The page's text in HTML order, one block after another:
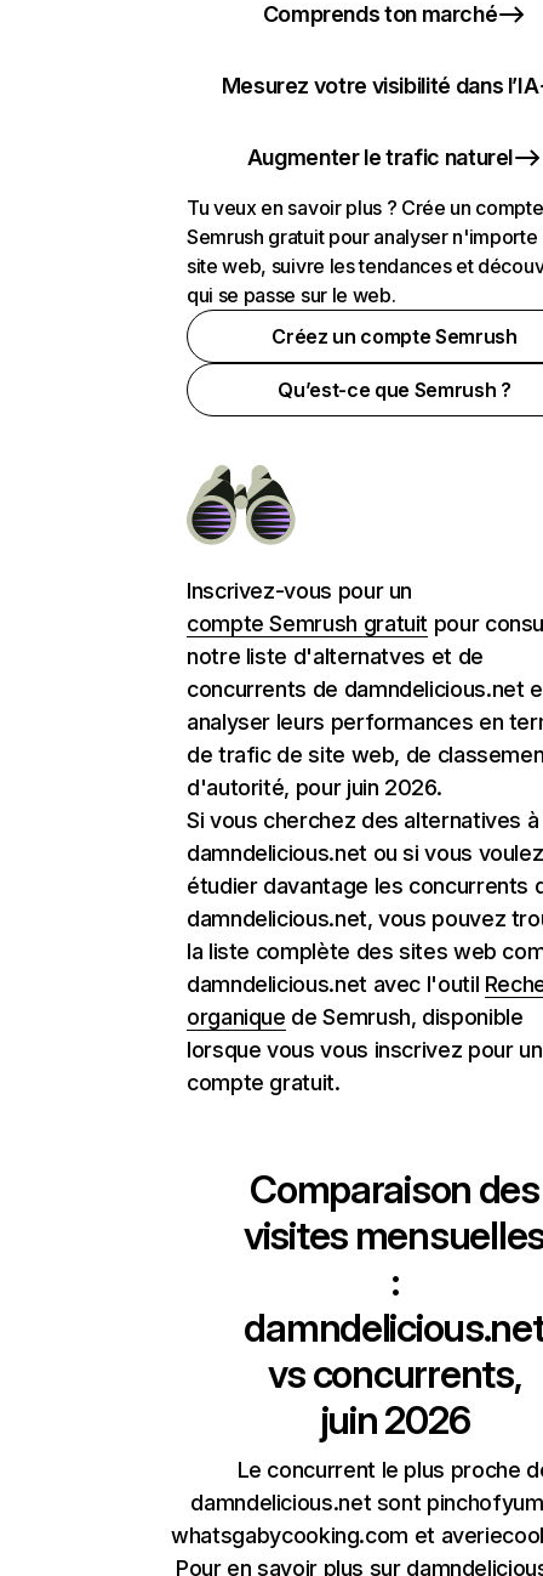
Comprends ton marché
Mesurez votre visibilité dans l’IA
Augmenter le trafic naturel
Tu veux en savoir plus ? Crée un compte
Semrush gratuit pour analyser n'importe
site web, suivre les tendances et
qui se passe sur le web.
Créez un compte Semrush
Qu’est-ce que Semrush ?
Inscrivez-vous pour un
compte Semrush gratuit pour
notre liste d'alternatves et de
concurrents de damndelicious.net
analyser leurs performances en
de trafic de site web, de
d'autorité, pour juin 2026.
Si vous cherchez des alternatives à
damndelicious.net ou si vous voulez
étudier davantage les concurrents
damndelicious.net, vous pouvez
la liste complète des sites web
damndelicious.net avec l'outil
organique de Semrush, disponible
lorsque vous vous inscrivez pour un
compte gratuit.
Comparaison des
visites
:
vs concurrents,
juin 2026
Le concurrent le plus proche
damndelicious.net sont
whatsgabycooking.com et
Pour en savoir plus sur